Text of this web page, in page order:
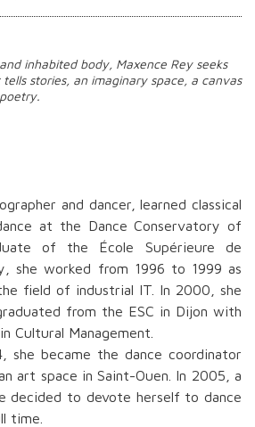
inhabited body, Maxence Rey seeks
stories, an imaginary space, a canvas
and dancer, learned classical
at the Dance Conservatory of
of the École Supérieure de
she worked from 1996 to 1999 as
field of industrial IT. In 2000, she
from the ESC in Dijon with
Cultural Management.
she became the dance coordinator
art space in Saint-Ouen. In 2005, a
decided to devote herself to dance
time.